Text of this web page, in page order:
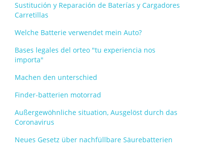
Sustitución y Reparación de Baterías y Cargadores
Carretillas
Welche Batterie verwendet mein Auto?
Bases legales del orteo "tu experiencia nos
importa"
Machen den unterschied
Finder-batterien motorrad
Außergewöhnliche situation, Ausgelöst durch das
Coronavirus
Neues Gesetz über nachfüllbare Säurebatterien